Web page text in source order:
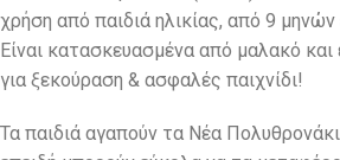
χρήση από παιδιά ηλικίας, από 9
Είναι κατασκευασμένα από μαλακό
για ξεκούραση & ασφαλές παιχνίδι!
Τα παιδιά αγαπούν τα Νέα